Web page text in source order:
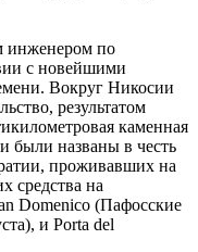
инженером по
с новейшими
Вокруг Никосии
результатом
каменная
были названы в честь
проживавших на
средства на
Domenico (Пафосские
и Porta del